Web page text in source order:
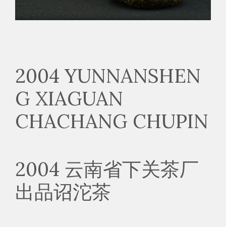
2004 YUNNANSHEN
G XIAGUAN
CHACHANG CHUPIN
2004 云南省下关茶厂
出品诏沱茶